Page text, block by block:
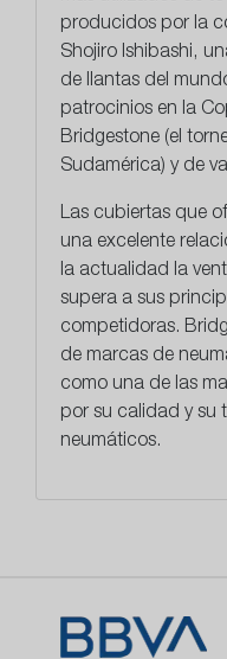
producidos por la
Shojiro Ishibashi,
de llantas del
patrocinios en la
Bridgestone (el
Sudamérica) y de
Las cubiertas que
una excelente
la actualidad la
supera a sus
competidoras.
de marcas de
como una de las
por su calidad y su
neumáticos.